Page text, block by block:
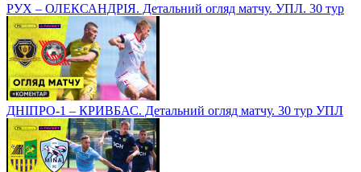
РУХ – ОЛЕКСАНДРІЯ. Детальний огляд матчу. УПЛ. 30 тур
ДНІПРО-1 – КРИВБАС. Детальний огляд матчу. 30 тур УПЛ